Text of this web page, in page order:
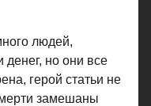
людей,
денег, но они все
герой статьи не
замешаны